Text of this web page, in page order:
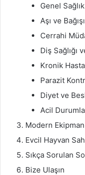
Genel
Aşı ve
Cerrahi
Diş Sağlığı
Kronik
Parazit
Diyet ve
Acil
Modern
Evcil Hayvan
Sıkça Sorulan
Bize Ulaşın